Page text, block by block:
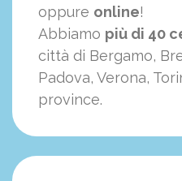
oppure online!
Abbiamo più di 40
città di Bergamo,
Padova, Verona,
province.